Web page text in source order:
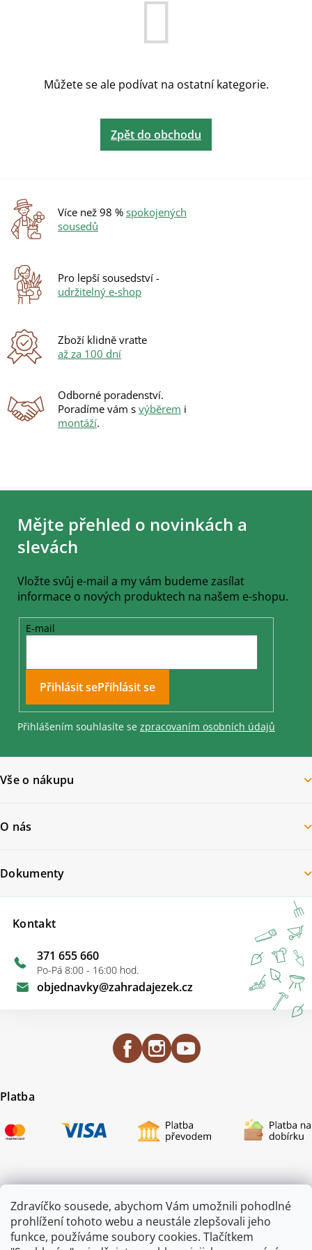
Zdravíčko sousede, abychom Vám umožnili pohodlné
prohlížení tohoto webu a neustále zlepšovali jeho
funkce, používáme soubory cookies. Tlačítkem
Můžete se ale podívat na ostatní kategorie.
Zpět do obchodu
Více než 98 % spokojených
sousedů
Pro lepší sousedství -
udržitelný e-shop
Zboží klidně vraťte
až za 100 dní
Odborné poradenství.
Poradíme vám s výběrem i
montáží.
Z
Mějte přehled o novinkách a
slevách
Vložte svůj e-mail a my vám budeme zasílat
informace o nových produktech na našem e-shopu.
E-mail
Přihlásit se
Přihlášením souhlasíte se zpracovaním osobních údajů
Vše o nákupu
O nás
Kontakt
objednavky@zahradajezek.cz
371 655 660
Po-Pá 8:00 - 16:00 hod.
Dokumenty
Platba